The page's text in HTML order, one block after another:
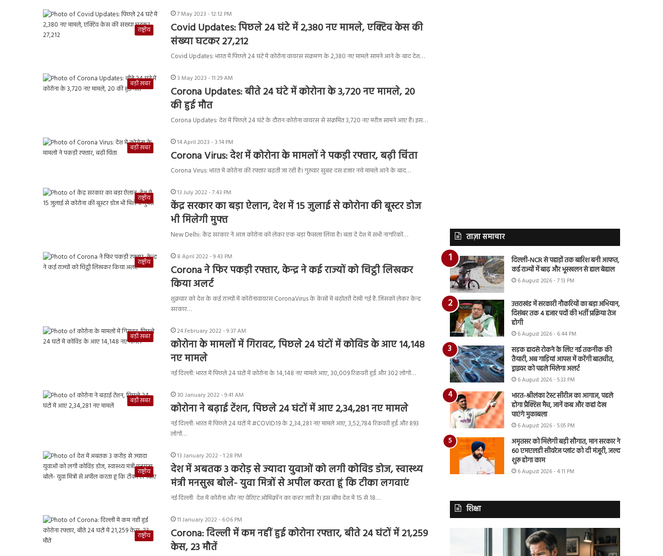
राष्ट्रीय
7 May 2023 - 12:12 PM
Covid Updates: पिछले 24 घंटे में 2,380 नए मामले, एक्टिव केस की
संख्या घटकर 27,212
Covid Updates: भारत में पिछले 24 घंटे में कोरोना वायरस संक्रमण के 2,380 नए मामले सामने आने के बाद देश…
बड़ी ख़बर
3 May 2023 - 11:29 AM
Corona Updates: बीते 24 घंटे में कोरोना के 3,720 नए मामले, 20
की हुई मौत
Corona Updates: देश में पिछले 24 घंटे के दौरान कोरोना वायरस से संक्रमित 3,720 नए मरीज सामने आए हैं। इस…
बड़ी ख़बर
14 April 2023 - 3:14 PM
Corona Virus: देश में कोरोना के मामलों ने पकड़ी रफ्तार, बढ़ी चिंता
Corona Virus: भारत में कोरोना की रफ्तार बढ़ती जा रही है। गुरुवार सुबह दस हजार नये मामले आने के बाद…
राष्ट्रीय
13 July 2022 - 7:43 PM
केंद्र सरकार का बड़ा ऐलान, देश में 15 जुलाई से कोरोना की बूस्टर डोज
भी मिलेगी मुफ्त
New Delhi: केंद्र सरकार ने आज कोरोना को लेकर एक बड़ा फैसला लिया है। बता दें देश में सभी नागरिकों…
राष्ट्रीय
8 April 2022 - 9:43 PM
Corona ने फिर पकड़ी रफ्तार, केन्द्र ने कई राज्यों को चिट्ठी लिखकर
किया अलर्ट
शुक्रवार को देश के कई राज्यों में कोरोनावायरस CoronaVirus के केसों में बढ़ोतरी देखी गई है. जिसको लेकर केन्द्र
सरकार…
बड़ी ख़बर
24 February 2022 - 9:37 AM
कोरोना के मामलों में गिरावट, पिछले 24 घंटों में कोविड के आए 14,148
नए मामले
नई दिल्ली: भारत में पिछले 24 घंटों में कोरोना के 14,148 नए मामले आए, 30,009 रिकवरी हुईं और 302 लोगों…
बड़ी ख़बर
30 January 2022 - 9:41 AM
कोरोना ने बढ़ाई टेंशन, पिछले 24 घंटों में आए 2,34,281 नए मामले
नई दिल्ली: भारत में पिछले 24 घंटों में #COVID19 के 2,34,281 नए मामले आए, 3,52,784 रिकवरी हुईं और 893
लोगों…
राष्ट्रीय
13 January 2022 - 1:28 PM
देश में अबतक 3 करोड़ से ज्यादा युवाओं को लगी कोविड डोज, स्वास्थ्य
मंत्री मनसुख बोले- युवा मित्रों से अपील करता हूं कि टीका लगवाएं
नई दिल्लीः देश में कोरोना और नए वेरिएंट ओमिक्रॉन का कहर जारी है। इस बीच देश में 15 से 18…
राष्ट्रीय
11 January 2022 - 6:06 PM
Corona: दिल्ली में कम नहीं हुई कोरोना रफ्तार, बीते 24 घंटों में 21,259
केस, 23 मौतें
ताज़ा समाचार
दिल्ली-NCR से पहाड़ों तक बारिश बनी आफत,
कई राज्यों में बाढ़ और भूस्खलन से हाल बेहाल
6 August 2026 - 7:13 PM
उत्तराखंड में सरकारी नौकरियों का बड़ा अभियान,
दिसंबर तक 4 हजार पदों की भर्ती प्रक्रिया तेज
होगी
6 August 2026 - 6:44 PM
सड़क हादसे रोकने के लिए नई तकनीक की
तैयारी, अब गाड़ियां आपस में करेंगी बातचीत,
ड्राइवर को पहले मिलेगा अलर्ट
6 August 2026 - 5:33 PM
भारत-श्रीलंका टेस्ट सीरीज का आगाज, पहले
होगा प्रैक्टिस मैच, जानें कब और कहां देख
पाएंगे मुकाबला
6 August 2026 - 5:05 PM
अमृतसर को मिलेगी बड़ी सौगात, मान सरकार ने
60 एमएलडी सीवरेज प्लांट को दी मंजूरी, जल्द
शुरू होगा काम
6 August 2026 - 4:11 PM
शिक्षा